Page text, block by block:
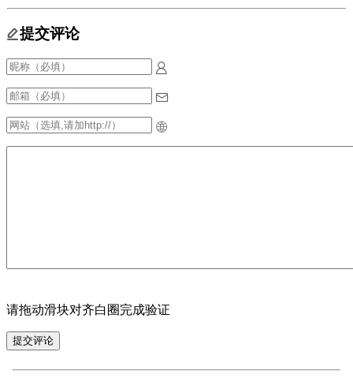
提交评论
请拖动滑块对齐白圈完成验证